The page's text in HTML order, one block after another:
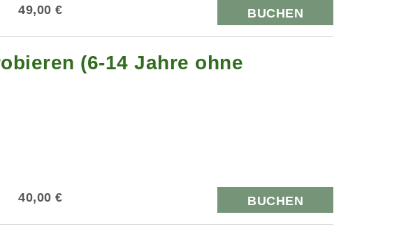
49,00 € BUCHEN
(6-14 Jahre ohne
40,00 € BUCHEN